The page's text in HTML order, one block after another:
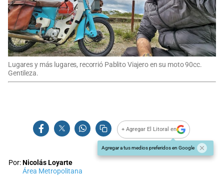
Lugares y más lugares, recorrió Pablito Viajero en su moto 90cc.
Gentileza.
+ Agregar El Litoral en
Agregar a tus medios preferidos en Google
Por:Nicolás Loyarte
Área Metropolitana